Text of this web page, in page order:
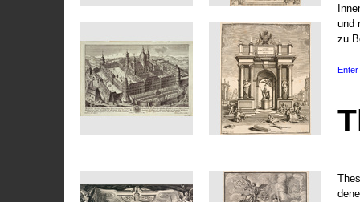
und
zu
Enter